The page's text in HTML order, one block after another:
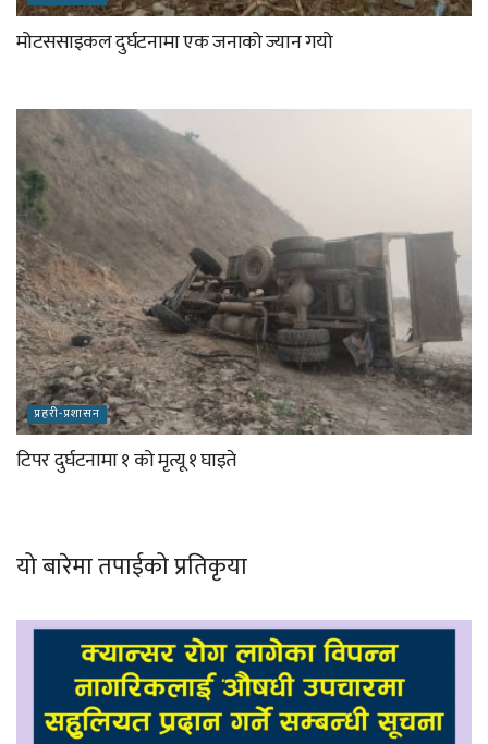
मोटससाइकल दुर्घटनामा एक जनाको ज्यान गयो
प्रहरी-प्रशासन
टिपर दुर्घटनामा १ को मृत्यू १ घाइते
यो बारेमा तपाईको प्रतिकृया